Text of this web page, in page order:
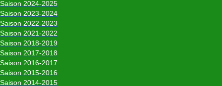
Saison 2024-2025
Saison 2023-2024
Saison 2022-2023
Saison 2021-2022
Saison 2018-2019
Saison 2017-2018
Saison 2016-2017
Saison 2015-2016
Saison 2014-2015